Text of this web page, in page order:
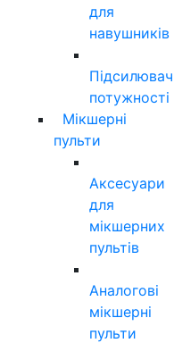
для
навушників
потужності
Мікшерні
пульти
Аксесуари
для
мікшерних
пультів
Аналогові
мікшерні
пульти